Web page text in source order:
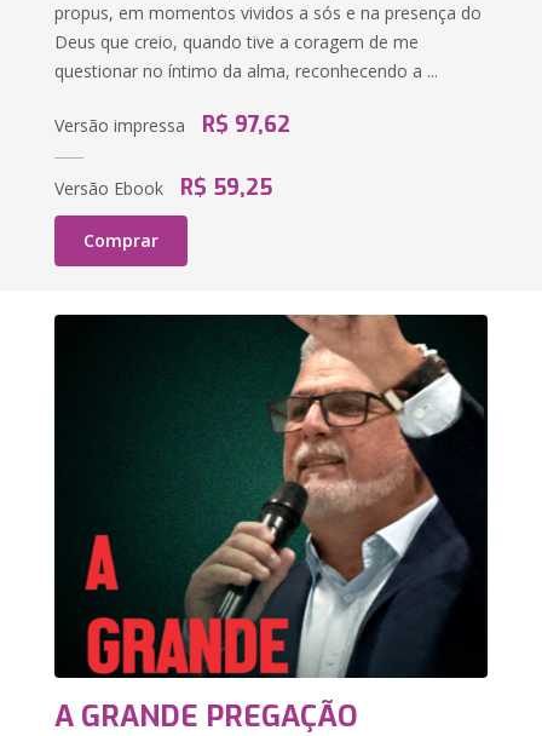
propus, em momentos vividos a sós e na presença do
Deus que creio, quando tive a coragem de me
questionar no íntimo da alma, reconhecendo a ...
Versão impressa R$ 97,62
Versão Ebook R$ 59,25
Comprar
A GRANDE PREGAÇÃO